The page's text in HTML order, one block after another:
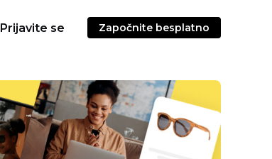
Prijavite se Započnite besplatno